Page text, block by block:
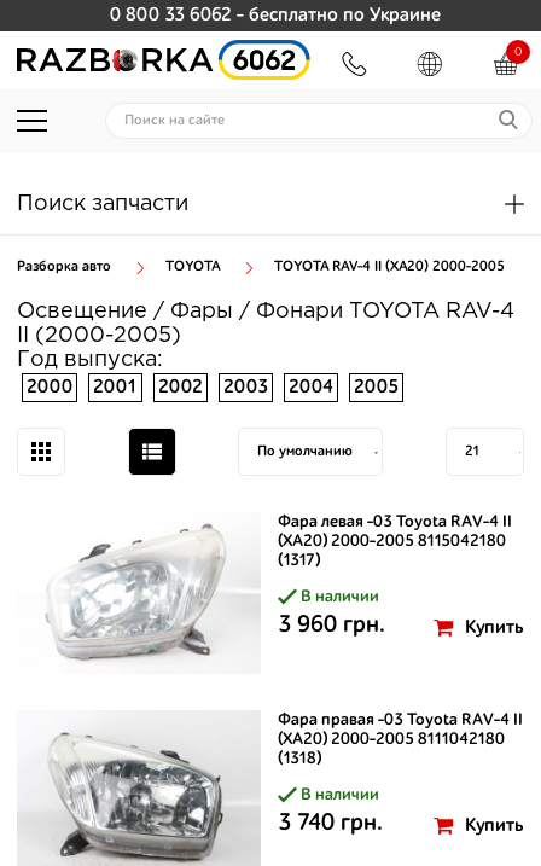
0 800 33 6062 - бесплатно по Украине
0
Поиск запчасти
Разборка авто TOYOTA TOYOTA RAV-4 II (XA20) 2000-2005
Освещение / Фары / Фонари TOYOTA RAV-4
II (2000-2005)
Год выпуска:
2000
2001 2002 2003 2004 2005
Фара левая -03 Toyota RAV-4 II
(XA20) 2000-2005 8115042180
(1317)
В наличии
3 960 грн. Купить
Фара правая -03 Toyota RAV-4 II
(XA20) 2000-2005 8111042180
(1318)
В наличии
3 740 грн. Купить